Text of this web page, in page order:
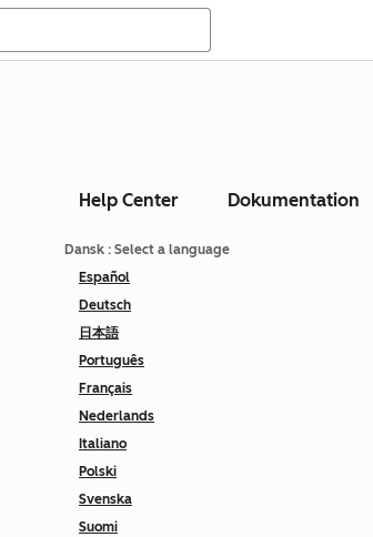
Help Center Dokumentation
Dansk : Select a language
Español
Deutsch
日本語
Português
Français
Nederlands
Italiano
Polski
Svenska
Suomi